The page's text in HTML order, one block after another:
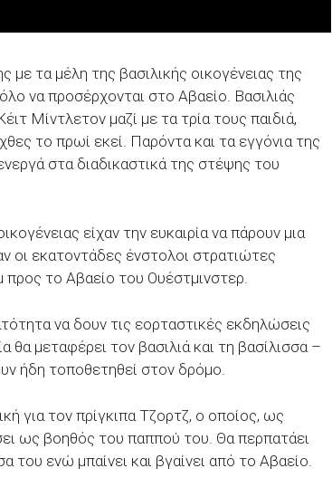
τα μέλη της βασιλικής οικογένειας της
να προσέρχονται στο Αβαείο. Βασιλιάς
Μίντλετον μαζί με τα τρία τους παιδιά,
το πρωί εκεί. Παρόντα και τα εγγόνια της
στα διαδικαστικά της στέψης του
είχαν την ευκαιρία να πάρουν μια
οι εκατοντάδες ένστολοι στρατιώτες
το Αβαείο του Ουέστμινστερ.
να δουν τις εορταστικές εκδηλώσεις
μεταφέρει τον βασιλιά και τη βασίλισσα –
ήδη τοποθετηθεί στον δρόμο.
για τον πρίγκιπα Τζορτζ, ο οποίος, ως
ως βοηθός του παππού του. Θα περπατάει
του ενώ μπαίνει και βγαίνει από το Αβαείο.